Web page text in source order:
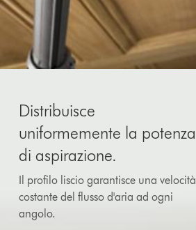
Distribuisce
uniformemente la potenza
di aspirazione.
Il profilo liscio garantisce una velocità
costante del flusso d'aria ad ogni
angolo.